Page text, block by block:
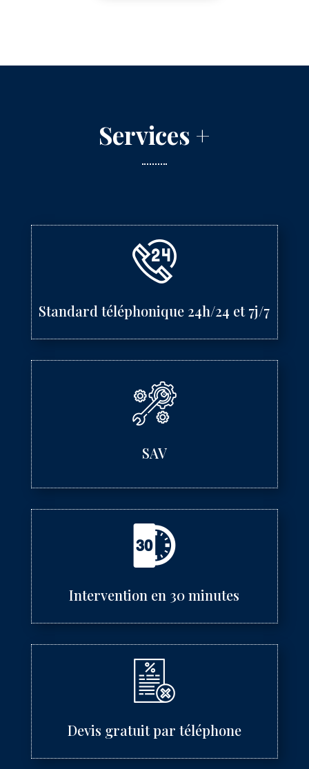
Services +
Standard téléphonique 24h/24 et 7j/7
SAV
Intervention en 30 minutes
Devis gratuit par téléphone